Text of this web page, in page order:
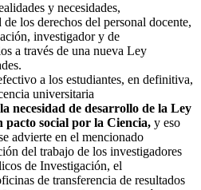
y necesidades,
los derechos del personal docente,
investigador y de
a través de una nueva Ley
a los estudiantes, en definitiva,
universitaria
necesidad de desarrollo de la Ley
pacto social por la Ciencia, y eso
advierte en el mencionado
del trabajo de los investigadores
de Investigación, el
de transferencia de resultados